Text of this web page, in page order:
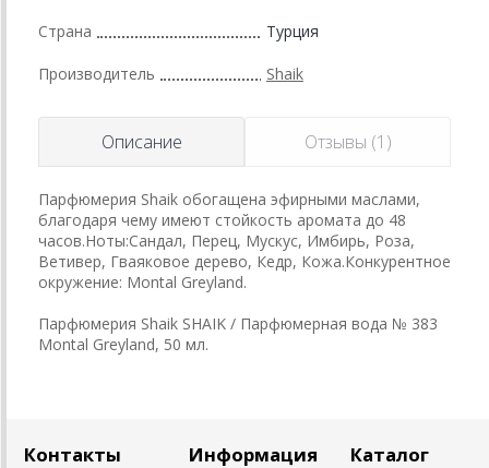
Страна Турция
Производитель Shaik
Описание Отзывы (1)
Парфюмерия Shaik обогащена эфирными маслами,
благодаря чему имеют стойкость аромата до 48
часов.Ноты:Сандал, Перец, Мускус, Имбирь, Роза,
Ветивер, Гваяковое дерево, Кедр, Кожа.Конкурентное
окружение: Montal Greyland.
Парфюмерия Shaik SHAIK / Парфюмерная вода № 383
Montal Greyland, 50 мл.
Контакты Информация Каталог